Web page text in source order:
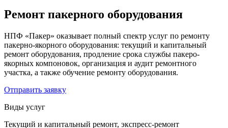
Ремонт пакерного оборудования
НПФ «Пакер» оказывает полный спектр услуг по ремонту
пакерно-якорного оборудования: текущий и капитальный
ремонт оборудования, продление срока службы пакеро-
якорных компоновок, организация и аудит ремонтного
участка, а также обучение ремонту оборудования.
Отправить заявку
Виды услуг
Текущий и капитальный ремонт, экспресс-ремонт